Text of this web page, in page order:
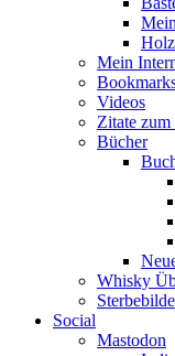
Mein
Videos
Zitate
Bücher
Whisky
Social
Mastodon